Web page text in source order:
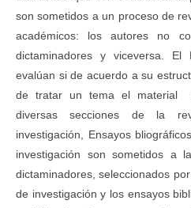
son sometidos a un proceso de
académicos: los autores no
dictaminadores y viceversa.
evalúan si de acuerdo a su
de tratar un tema el material
diversas secciones de la
investigación, Ensayos
investigación son sometidos a
dictaminadores, seleccionados
de investigación y los ensayos